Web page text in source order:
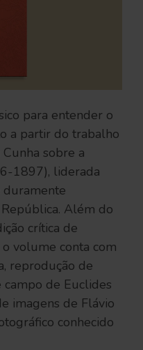
para entender o
a partir do trabalho
sobre a
1897), liderada
duramente
Além do
crítica de
volume conta com
reprodução de
campo de Euclides
imagens de Flávio
conhecido